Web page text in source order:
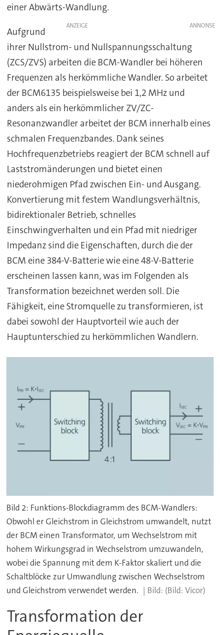
einer Abwärts-Wandlung.
ANZEIGE
Aufgrund
ihrer Nullstrom- und Nullspannungsschaltung
(ZCS/ZVS) arbeiten die BCM-Wandler bei höheren
Frequenzen als herkömmliche Wandler. So arbeitet
der BCM6135 beispielsweise bei 1,2 MHz und
anders als ein herkömmlicher ZV/ZC-
Resonanzwandler arbeitet der BCM innerhalb eines
schmalen Frequenzbandes. Dank seines
Hochfrequenzbetriebs reagiert der BCM schnell auf
Laststromänderungen und bietet einen
niederohmigen Pfad zwischen Ein- und Ausgang.
Konvertierung mit festem Wandlungsverhältnis,
bidirektionaler Betrieb, schnelles
Einschwingverhalten und ein Pfad mit niedriger
Impedanz sind die Eigenschaften, durch die der
BCM eine 384-V-Batterie wie eine 48-V-Batterie
erscheinen lassen kann, was im Folgenden als
Transformation bezeichnet werden soll. Die
Fähigkeit, eine Stromquelle zu transformieren, ist
dabei sowohl der Hauptvorteil wie auch der
Hauptunterschied zu herkömmlichen Wandlern.
Bild 2: Funktions-Blockdiagramm des BCM-Wandlers:
Obwohl er Gleichstrom in Gleichstrom umwandelt, nutzt
der BCM einen Transformator, um Wechselstrom mit
hohem Wirkungsgrad in Wechselstrom umzuwandeln,
wobei die Spannung mit dem K-Faktor skaliert und die
Schaltblöcke zur Umwandlung zwischen Wechselstrom
und Gleichstrom verwendet werden.
(Bild: Vicor)
Transformation der